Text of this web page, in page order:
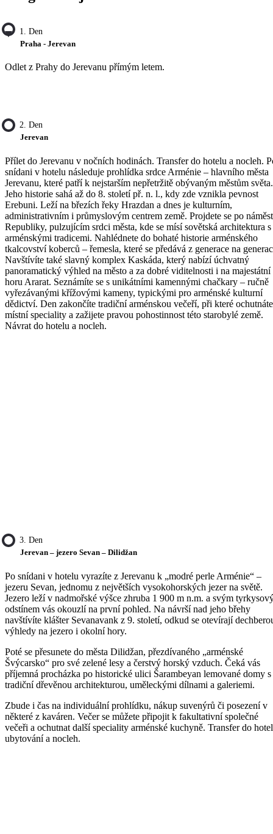
1. Den
Praha - Jerevan
Odlet z Prahy do Jerevanu přímým letem.
2. Den
Jerevan
Přílet do Jerevanu v nočních hodinách. Transfer do hotelu a nocleh.
snídani v hotelu následuje prohlídka srdce Arménie – hlavního města
Jerevanu, které patří k nejstarším nepřetržitě obývaným městům světa.
Jeho historie sahá až do 8. století př. n. l., kdy zde vznikla pevnost
Erebuni. Leží na březích řeky Hrazdan a dnes je kulturním,
administrativním i průmyslovým centrem země. Projdete se po
Republiky, pulzujícím srdci města, kde se mísí sovětská architektura s
arménskými tradicemi. Nahlédnete do bohaté historie arménského
tkalcovství koberců – řemesla, které se předává z generace na
Navštívíte také slavný komplex Kaskáda, který nabízí úchvatný
panoramatický výhled na město a za dobré viditelnosti i na majestátní
horu Ararat. Seznámíte se s unikátními kamennými chačkary – ručně
vyřezávanými křížovými kameny, typickými pro arménské kulturní
dědictví. Den zakončíte tradiční arménskou večeří, při které ochutnáte
místní speciality a zažijete pravou pohostinnost této starobylé země.
Návrat do hotelu a nocleh.
3. Den
Jerevan – jezero Sevan – Dilidžan
Po snídani v hotelu vyrazíte z Jerevanu k „modré perle Arménie“ –
jezeru Sevan, jednomu z největších vysokohorských jezer na světě.
Jezero leží v nadmořské výšce zhruba 1 900 m n.m. a svým
odstínem vás okouzlí na první pohled. Na návrší nad jeho břehy
navštívíte klášter Sevanavank z 9. století, odkud se otevírají
výhledy na jezero i okolní hory.
Poté se přesunete do města Dilidžan, přezdívaného „arménské
Švýcarsko“ pro své zelené lesy a čerstvý horský vzduch. Čeká vás
příjemná procházka po historické ulici Šarambeyan lemované domy s
tradiční dřevěnou architekturou, uměleckými dílnami a galeriemi.
Zbude i čas na individuální prohlídku, nákup suvenýrů či posezení v
některé z kaváren. Večer se můžete připojit k fakultativní společné
večeři a ochutnat další speciality arménské kuchyně. Transfer do
ubytování a nocleh.